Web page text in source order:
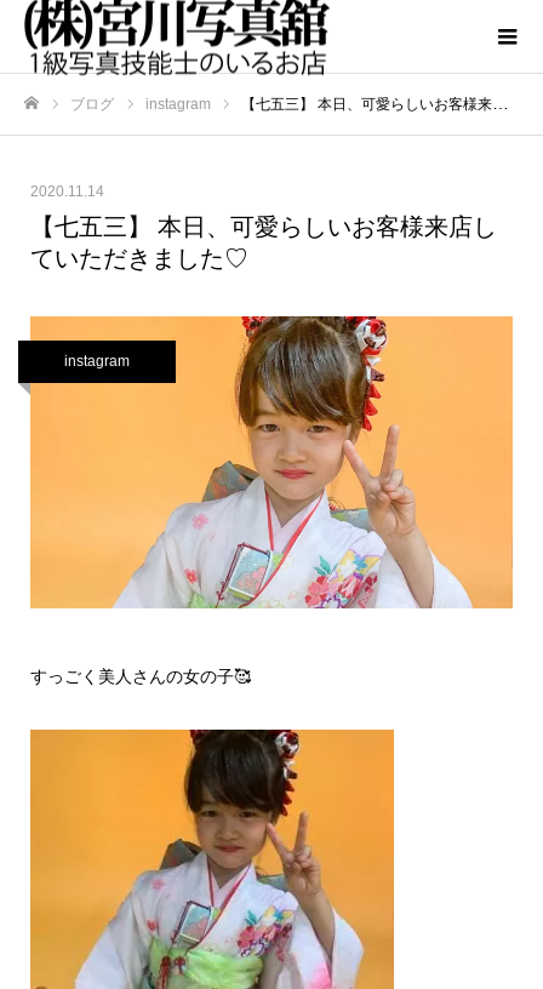
ブログ instagram 【七五三】 本日、可愛らしいお客様来店していただきました♡
2020.11.14
【七五三】 本日、可愛らしいお客様来店し
ていただきました♡
instagram
すっごく美人さんの女の子🥰